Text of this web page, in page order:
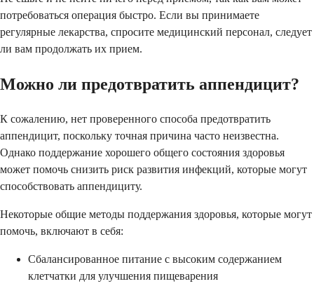
потребоваться операция быстро. Если вы принимаете
регулярные лекарства, спросите медицинский персонал, следует
ли вам продолжать их прием.
Можно ли предотвратить аппендицит?
К сожалению, нет проверенного способа предотвратить
аппендицит, поскольку точная причина часто неизвестна.
Однако поддержание хорошего общего состояния здоровья
может помочь снизить риск развития инфекций, которые могут
способствовать аппендициту.
Некоторые общие методы поддержания здоровья, которые могут
помочь, включают в себя:
Сбалансированное питание с высоким содержанием
клетчатки для улучшения пищеварения